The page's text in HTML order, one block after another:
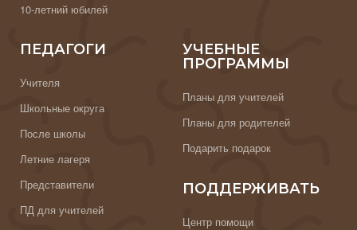
10-летний юбилей
ПЕДАГОГИ
Учителя
Школьные округа
После школы
Летние лагеря
Представители
ПД для учителей
УЧЕБНЫЕ
ПРОГРАММЫ
Планы для учителей
Планы для родителей
Подарить подарок
ПОДДЕРЖИВАТЬ
Центр помощи